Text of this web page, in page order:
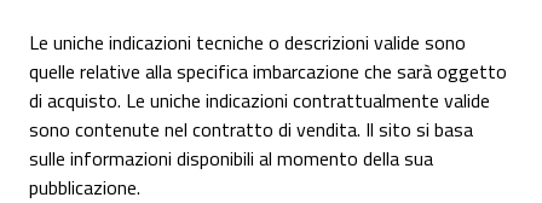
Le uniche indicazioni tecniche o descrizioni valide sono
quelle relative alla specifica imbarcazione che sarà oggetto
di acquisto. Le uniche indicazioni contrattualmente valide
sono contenute nel contratto di vendita. Il sito si basa
sulle informazioni disponibili al momento della sua
pubblicazione.